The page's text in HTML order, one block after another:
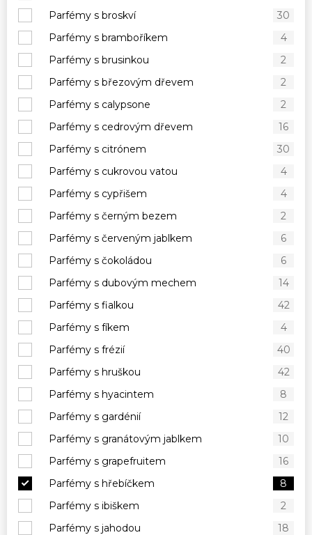
Parfémy s broskví
30
Parfémy s bramboříkem
4
Parfémy s brusinkou
2
Parfémy s březovým dřevem
2
Parfémy s calypsone
2
Parfémy s cedrovým dřevem
16
Parfémy s citrónem
30
Parfémy s cukrovou vatou
4
Parfémy s cypřišem
4
Parfémy s černým bezem
2
Parfémy s červeným jablkem
6
Parfémy s čokoládou
6
Parfémy s dubovým mechem
14
Parfémy s fialkou
42
Parfémy s fíkem
4
Parfémy s frézií
40
Parfémy s hruškou
42
Parfémy s hyacintem
8
Parfémy s gardénií
12
Parfémy s granátovým jablkem
10
Parfémy s grapefruitem
16
Parfémy s hřebíčkem
8
Parfémy s ibiškem
2
Parfémy s jahodou
18